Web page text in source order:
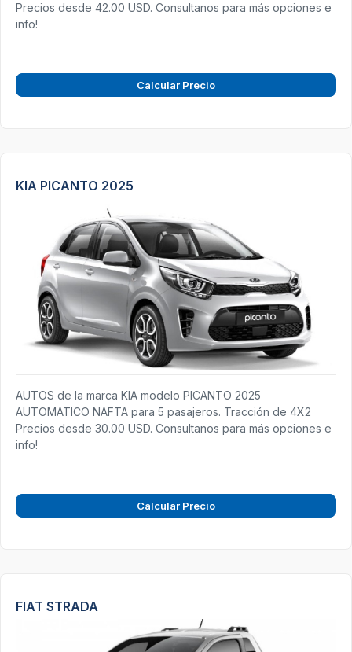
Precios desde 42.00 USD. Consultanos para más opciones e
info!
Calcular Precio
KIA PICANTO 2025
AUTOS de la marca KIA modelo PICANTO 2025
AUTOMATICO NAFTA para 5 pasajeros. Tracción de 4X2
Precios desde 30.00 USD. Consultanos para más opciones e
info!
Calcular Precio
FIAT STRADA